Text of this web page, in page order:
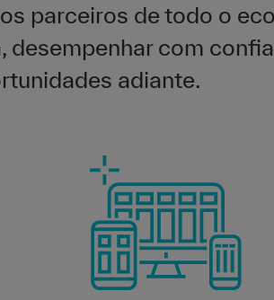
parceiros de todo o
com
adiante.